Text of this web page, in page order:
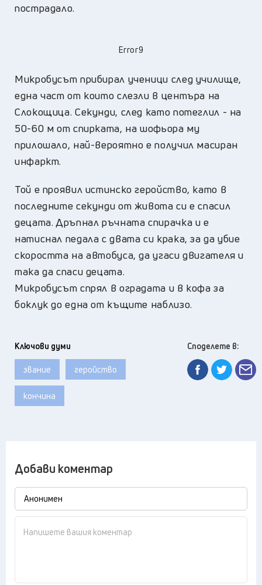
пострадало.
Error9
Микробусът прибирал ученици след училище,
една част от които слезли в центъра на
Слокощица. Секунди, след като потеглил - на
50-60 м от спирката, на шофьора му
прилошало, най-вероятно е получил масиран
инфаркт.
Той е проявил истинско геройство, като в
последните секунди от живота си е спасил
децата. Дръпнал ръчната спирачка и е
натиснал педала с двата си крака, за да убие
скоростта на автобуса, да угаси двигателя и
така да спаси децата.
Микробусът спрял в оградата и в кофа за
боклук до една от къщите наблизо.
Ключови думи
звание геройство
кончина
Споделете в:
Добави коментар